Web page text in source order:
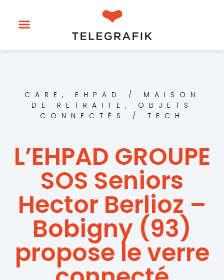
CARE , EHPAD / MAISON
DE RETRAITE , OBJETS
CONNECTÉS / TECH
L’EHPAD GROUPE
SOS Seniors
Hector Berlioz –
Bobigny (93)
propose le verre